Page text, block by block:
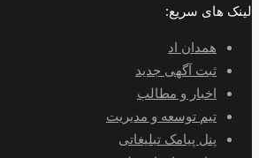
لینک های سریع:
همدان اد
ثبت آگهی جدید
اخبار و مطالب
تیم توسعه و مدیریت
پنل پیامک تبلیغاتی